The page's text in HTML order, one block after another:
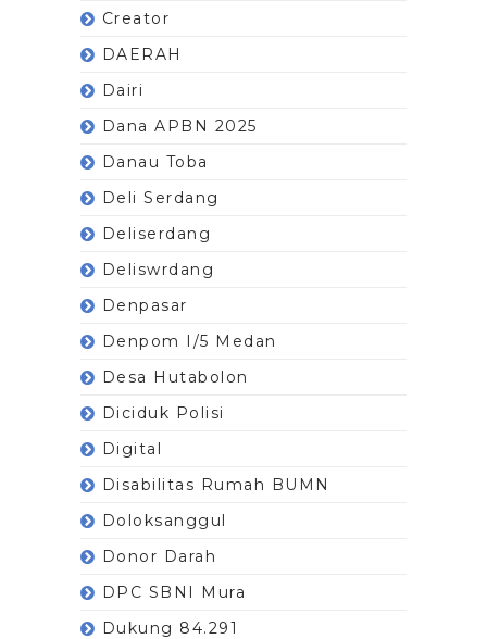
Creator
DAERAH
Dairi
Dana APBN 2025
Danau Toba
Deli Serdang
Deliserdang
Deliswrdang
Denpasar
Denpom I/5 Medan
Desa Hutabolon
Diciduk Polisi
Digital
Disabilitas Rumah BUMN
Doloksanggul
Donor Darah
DPC SBNI Mura
Dukung 84.291